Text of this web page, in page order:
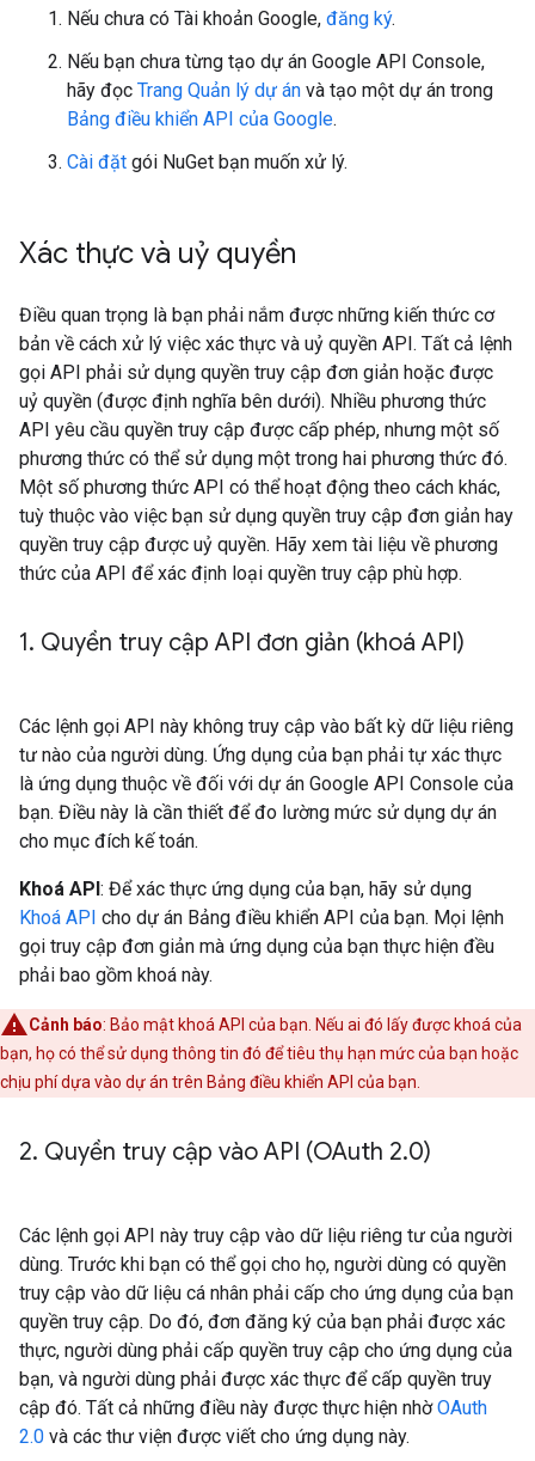
Nếu chưa có Tài khoản Google, đăng ký.
Nếu bạn chưa từng tạo dự án Google API Console,
hãy đọc Trang Quản lý dự án và tạo một dự án trong
Bảng điều khiển API của Google.
Cài đặt gói NuGet bạn muốn xử lý.
Xác thực và uỷ quyền
Điều quan trọng là bạn phải nắm được những kiến thức cơ
bản về cách xử lý việc xác thực và uỷ quyền API. Tất cả lệnh
gọi API phải sử dụng quyền truy cập đơn giản hoặc được
uỷ quyền (được định nghĩa bên dưới). Nhiều phương thức
API yêu cầu quyền truy cập được cấp phép, nhưng một số
phương thức có thể sử dụng một trong hai phương thức đó.
Một số phương thức API có thể hoạt động theo cách khác,
tuỳ thuộc vào việc bạn sử dụng quyền truy cập đơn giản hay
quyền truy cập được uỷ quyền. Hãy xem tài liệu về phương
thức của API để xác định loại quyền truy cập phù hợp.
1. Quyền truy cập API đơn giản (khoá API)
Các lệnh gọi API này không truy cập vào bất kỳ dữ liệu riêng
tư nào của người dùng. Ứng dụng của bạn phải tự xác thực
là ứng dụng thuộc về đối với dự án Google API Console của
bạn. Điều này là cần thiết để đo lường mức sử dụng dự án
cho mục đích kế toán.
Khoá API: Để xác thực ứng dụng của bạn, hãy sử dụng
Khoá API cho dự án Bảng điều khiển API của bạn. Mọi lệnh
gọi truy cập đơn giản mà ứng dụng của bạn thực hiện đều
phải bao gồm khoá này.
Cảnh báo: Bảo mật khoá API của bạn. Nếu ai đó lấy được khoá của
bạn, họ có thể sử dụng thông tin đó để tiêu thụ hạn mức của bạn hoặc
chịu phí dựa vào dự án trên Bảng điều khiển API của bạn.
2. Quyền truy cập vào API (OAuth 2.0)
Các lệnh gọi API này truy cập vào dữ liệu riêng tư của người
dùng. Trước khi bạn có thể gọi cho họ, người dùng có quyền
truy cập vào dữ liệu cá nhân phải cấp cho ứng dụng của bạn
quyền truy cập. Do đó, đơn đăng ký của bạn phải được xác
thực, người dùng phải cấp quyền truy cập cho ứng dụng của
bạn, và người dùng phải được xác thực để cấp quyền truy
cập đó. Tất cả những điều này được thực hiện nhờOAuth
2.0 và các thư viện được viết cho ứng dụng này.